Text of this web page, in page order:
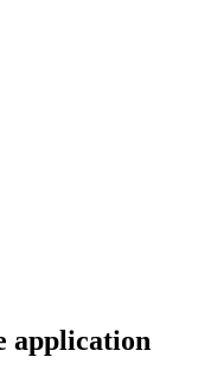
application